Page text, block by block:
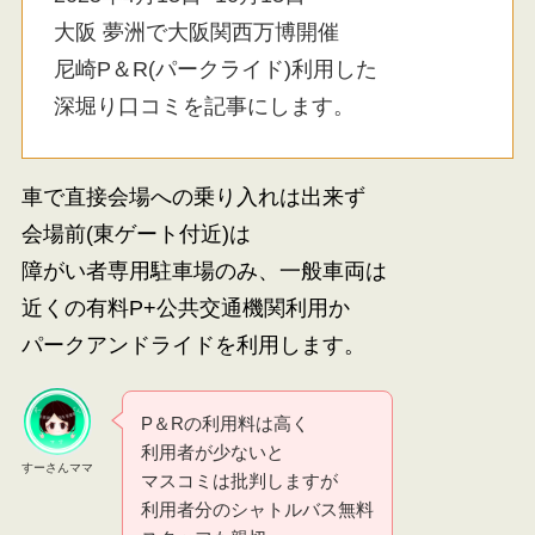
大阪 夢洲で大阪関西万博開催
尼崎P＆R(パークライド)利用した
深堀り口コミを記事にします。
車で直接会場への乗り入れは出来ず
会場前(東ゲート付近)は
障がい者専用駐車場のみ、一般車両は
近くの有料P+公共交通機関利用か
パークアンドライドを利用します。
すーさんママ
P＆Rの利用料は高く
利用者が少ないと
マスコミは批判しますが
利用者分のシャトルバス無料